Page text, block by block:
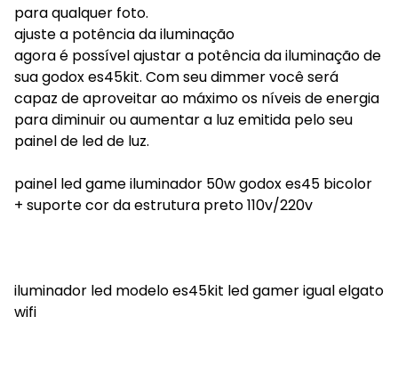
para qualquer foto.
ajuste a potência da iluminação
agora é possível ajustar a potência da iluminação de
sua godox es45kit. Com seu dimmer você será
capaz de aproveitar ao máximo os níveis de energia
para diminuir ou aumentar a luz emitida pelo seu
painel de led de luz.
painel led game iluminador 50w godox es45 bicolor
+ suporte cor da estrutura preto 110v/220v
iluminador led modelo es45kit led gamer igual elgato
wifi